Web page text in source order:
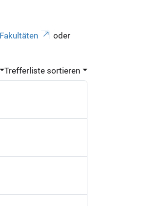
Fakultäten
oder
Trefferliste sortieren